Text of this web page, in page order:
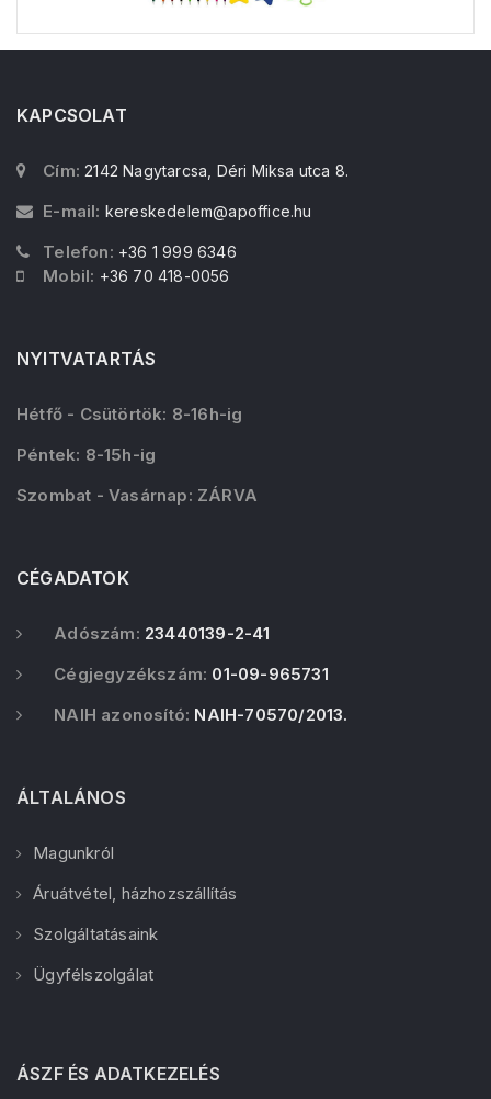
KAPCSOLAT
Cím: 2142 Nagytarcsa, Déri Miksa utca 8.
E-mail: kereskedelem@apoffice.hu
Telefon: +36 1 999 6346
Mobil: +36 70 418-0056
NYITVATARTÁS
Hétfő - Csütörtök: 8-16h-ig
Péntek: 8-15h-ig
Szombat - Vasárnap: ZÁRVA
CÉGADATOK
Adószám: 23440139-2-41
Cégjegyzékszám: 01-09-965731
NAIH azonosító: NAIH-70570/2013.
ÁLTALÁNOS
Magunkról
Áruátvétel, házhozszállítás
Szolgáltatásaink
Ügyfélszolgálat
ÁSZF ÉS ADATKEZELÉS